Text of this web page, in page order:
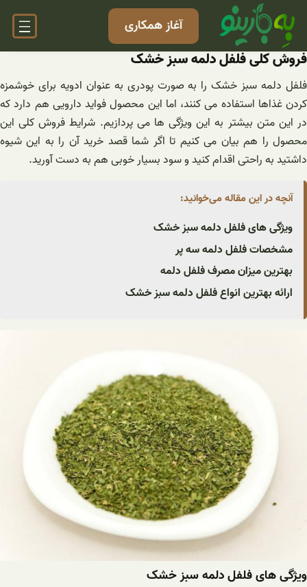
محتوا
آغاز همکاری
فروش کلی فلفل دلمه سبز خشک
فلفل دلمه سبز خشک را به صورت پودری به عنوان ادویه برای خوشمزه
کردن غذاها استفاده می کنند، اما این محصول فواید دارویی هم دارد که
در این متن بیشتر به این ویژگی ها می پردازیم. شرایط فروش کلی این
محصول را هم بیان می کنیم تا اگر شما قصد خرید آن را به این شیوه
داشتید به راحتی اقدام کنید و سود بسیار خوبی هم به دست آورید.
آنچه در این مقاله می‌خوانید:
ویژگی های فلفل دلمه سبز خشک
مشخصات فلفل دلمه سه پر
بهترین میزان مصرف فلفل دلمه
ارائه بهترین انواع فلفل دلمه سبز خشک
ویژگی های فلفل دلمه سبز خشک